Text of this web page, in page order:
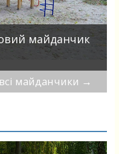
майданчик
всі майданчики →